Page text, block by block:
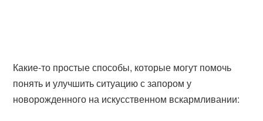
Какие-то простые способы, которые могут помочь
понять и улучшить ситуацию с запором у
новорожденного на искусственном вскармливании: